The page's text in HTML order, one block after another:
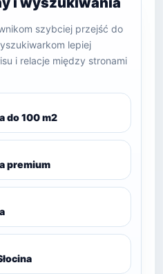
szybciej przejść do
lepiej
i relacje między stronami
do 100 m2
premium